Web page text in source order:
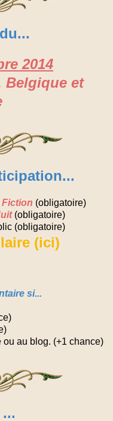
2014
Belgique et
Fiction (obligatoire)
(obligatoire)
(obligatoire)
(ici)
si...
au blog. (+1 chance)